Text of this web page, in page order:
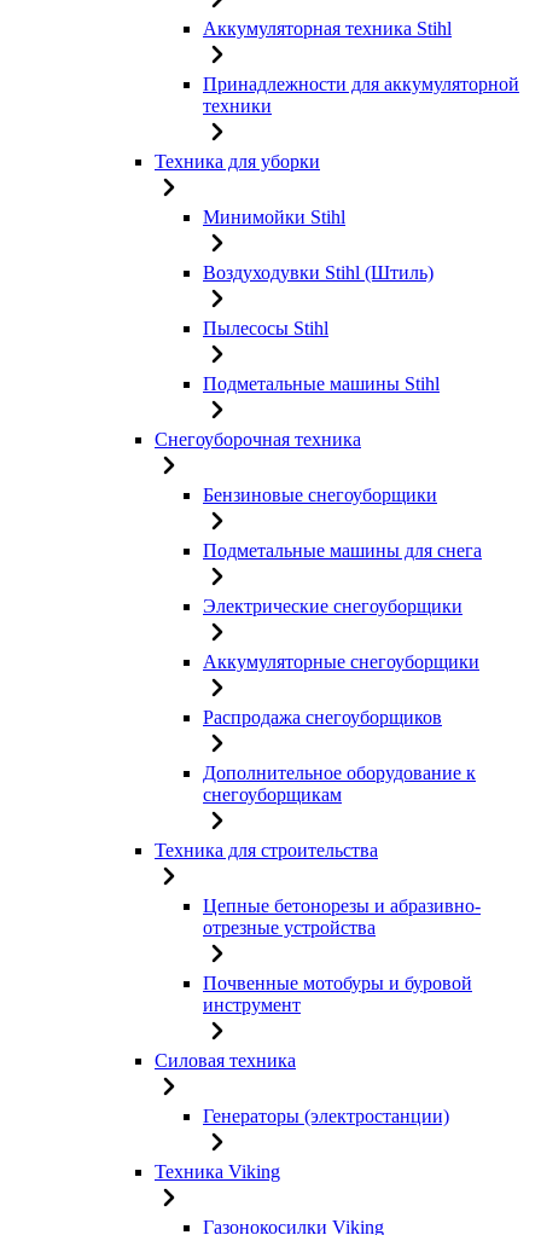
Аккумуляторная техника Stihl
Принадлежности для аккумуляторной
техники
Техника для уборки
Минимойки Stihl
Воздуходувки Stihl (Штиль)
Пылесосы Stihl
Подметальные машины Stihl
Снегоуборочная техника
Бензиновые снегоуборщики
Подметальные машины для снега
Электрические снегоуборщики
Аккумуляторные снегоуборщики
Распродажа снегоуборщиков
Дополнительное оборудование к
снегоуборщикам
Техника для строительства
Цепные бетонорезы и абразивно-
отрезные устройства
Почвенные мотобуры и буровой
инструмент
Силовая техника
Генераторы (электростанции)
Техника Viking
Газонокосилки Viking